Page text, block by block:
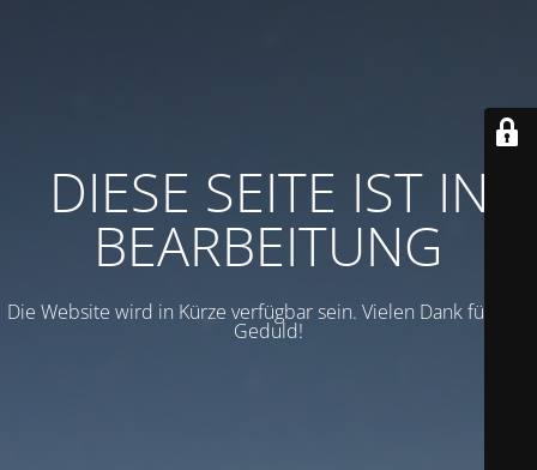
DIESE SEITE IST IN
BEARBEITUNG
Die Website wird in Kürze verfügbar sein. Vielen Dank für Ihre
Geduld!